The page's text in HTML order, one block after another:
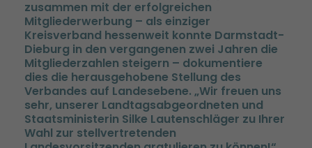
zusammen mit der erfolgreichen
Mitgliederwerbung – als einziger
Kreisverband hessenweit konnte Darmstadt-
Dieburg in den vergangenen zwei Jahren die
Mitgliederzahlen steigern – dokumentiere
dies die herausgehobene Stellung des
Verbandes auf Landesebene. „Wir freuen uns
sehr, unserer Landtagsabgeordneten und
Staatsministerin Silke Lautenschläger zu Ihrer
Wahl zur stellvertretenden